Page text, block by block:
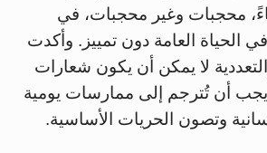
محجبات وغير محجبات، في
الحياة العامة دون تمييز. وأكدت
لا يمكن أن يكون شعارات
أن تُترجم إلى ممارسات يومية
وتصون الحريات الأساسية.